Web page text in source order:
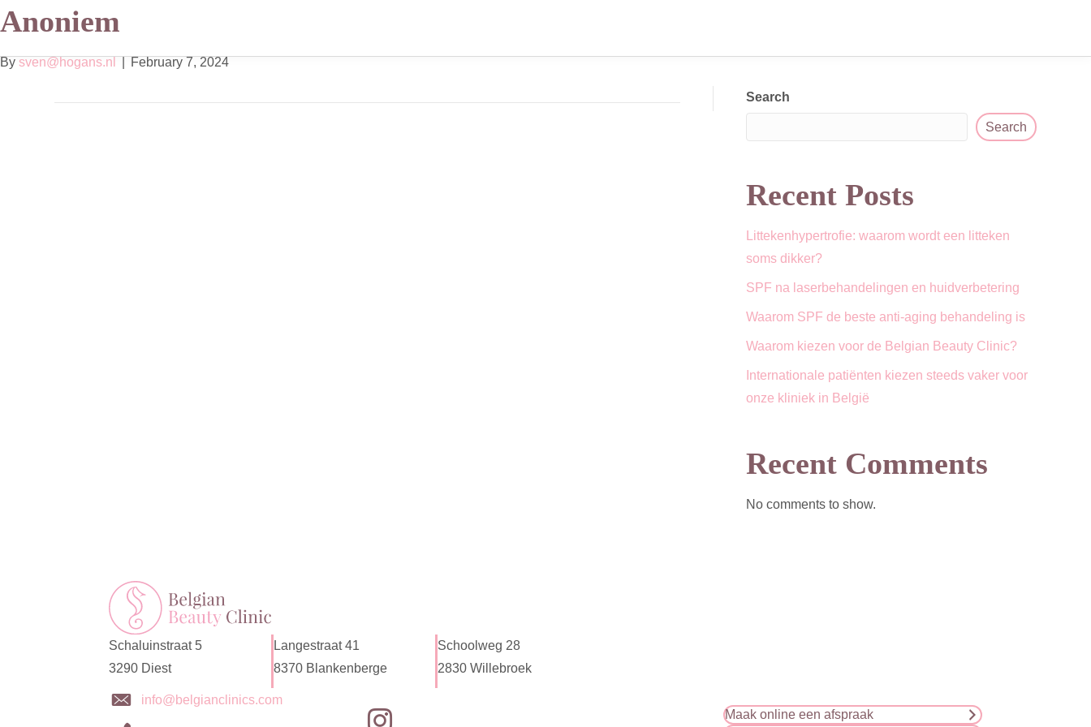
Anoniem
By sven@hogans.nl February 7, 2024
Search
Search
Recent Posts
Littekenhypertrofie: waarom wordt een litteken
soms dikker?
SPF na laserbehandelingen en huidverbetering
Waarom SPF de beste anti-aging behandeling is
Waarom kiezen voor de Belgian Beauty Clinic?
Internationale patiënten kiezen steeds vaker voor
onze kliniek in België
Recent Comments
No comments to show.
Schaluinstraat 5
3290 Diest
Langestraat 41
8370 Blankenberge
Schoolweg 28
2830 Willebroek
info@belgianclinics.com
Maak online een afspraak